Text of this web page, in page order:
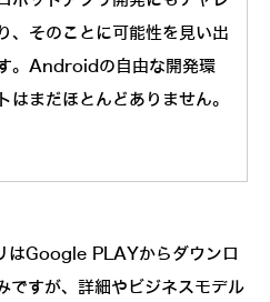
、そのことに可能性を見い出
。Androidの自由な開発環
はまだほとんどありません。
Google PLAYからダウンロ
ですが、詳細やビジネスモデル